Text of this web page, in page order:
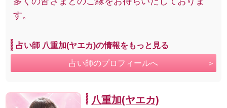
す。
占い師 八重加(ヤエカ)の情報をもっと見る
占い師のプロフィールへ
八重加(ヤエカ)